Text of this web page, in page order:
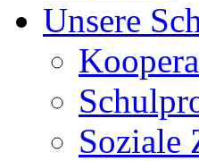
Unsere
Soziale